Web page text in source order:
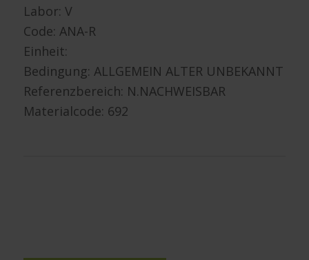
Labor: V
Code: ANA-R
Einheit:
Bedingung: ALLGEMEIN ALTER UNBEKANNT
Referenzbereich: N.NACHWEISBAR
Materialcode: 692